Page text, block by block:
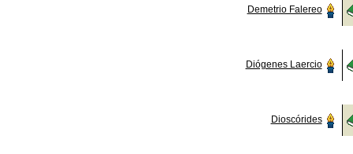
Demetrio Falereo
Diógenes Laercio
Dioscórides